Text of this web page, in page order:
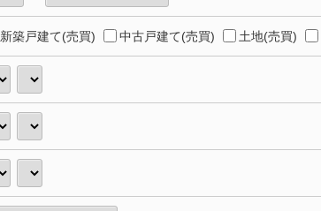
新築戸建て(売買) 中古戸建て(売買) 土地(売買)